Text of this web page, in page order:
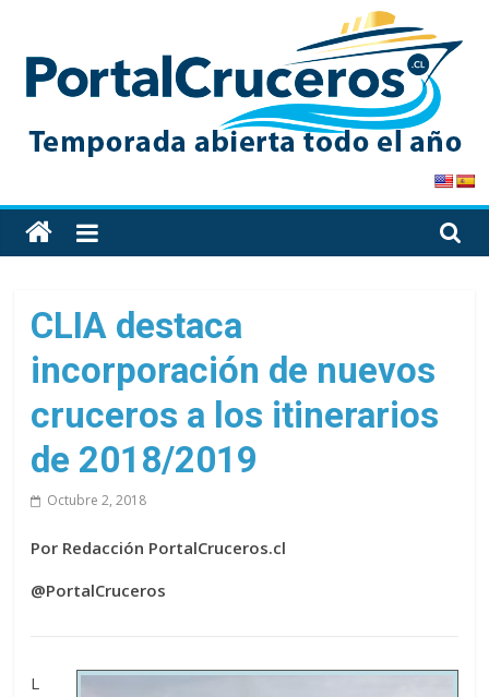
content
PortalCruceros
Toda
la
de
cruceros
en
un
solo
sitio
CLIA destaca
incorporación de nuevos
cruceros a los itinerarios
de 2018/2019
Octubre 2, 2018
Por Redacción PortalCruceros.cl
@PortalCruceros
L